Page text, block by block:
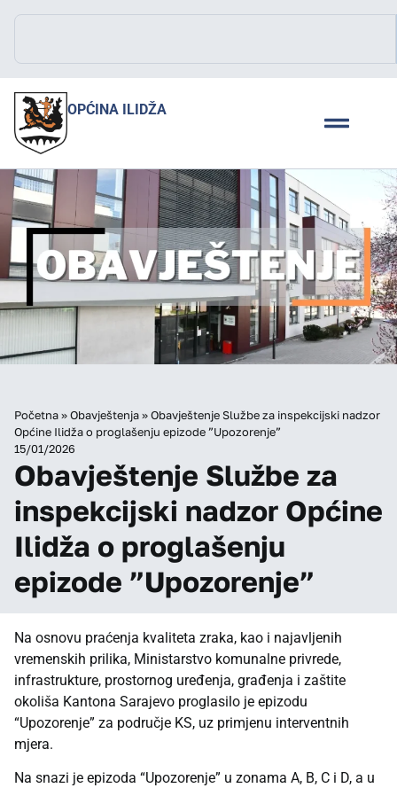
OPĆINA ILIDŽA
Početna»Obavještenja»Obavještenje Službe za inspekcijski nadzor
Općine Ilidža o proglašenju epizode ”Upozorenje”
15/01/2026
Obavještenje Službe za
inspekcijski nadzor Općine
Ilidža o proglašenju
epizode ”Upozorenje”
Na osnovu praćenja kvaliteta zraka, kao i najavljenih
vremenskih prilika, Ministarstvo komunalne privrede,
infrastrukture, prostornog uređenja, građenja i zaštite
okoliša Kantona Sarajevo proglasilo je epizodu
“Upozorenje” za područje KS, uz primjenu interventnih
mjera.
Na snazi je epizoda “Upozorenje” u zonama A, B, C i D, a u